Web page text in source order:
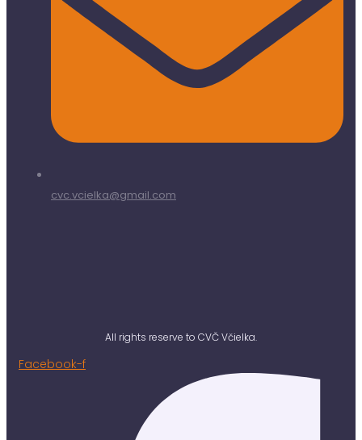
cvc.vcielka@gmail.com
All rights reserve to CVČ Včielka.
Facebook-f